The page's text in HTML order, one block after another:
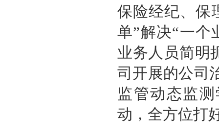
保险经纪、保
单”解决“一个
业务人员简明
司开展的公司
监管动态监
动，全方位打